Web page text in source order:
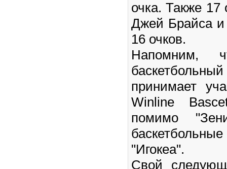
очка. Также 17
Джей Брайса и
16 очков.
Напомним,
принимает
Winline
помимо
"Игокеа".
Свой